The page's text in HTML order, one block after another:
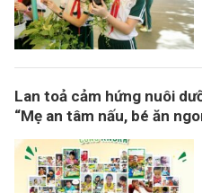
Lan toả cảm hứng nuôi
“Mẹ an tâm nấu, bé ăn